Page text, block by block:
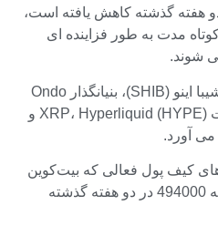
هفته گذشته کاهش یافته است،
مدت به طور فزاینده ای
شوند.
واکنش شوارتز ریپل به مرگ شیبا اینو (SHIB)، بنیانگذار Ondo
Finance، تجزیه و تحلیل قیمت XRP، Hyperliquid (HYPE) و
کیف پول فعالی که بیت‌کوین
را در اختیار دارند از 821000 به 494000 در دو هفته گذشته